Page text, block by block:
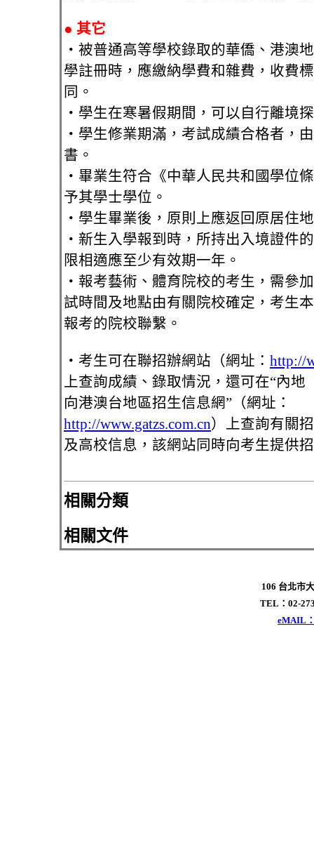
● 其它
‧被普通高等學校錄取的華僑、港澳
學註冊時，應繳納學費和雜費，收費
同。
‧學生在寒暑假期間，可以自行離境
‧學生修業期滿，考試成績合格者，
書。
‧畢業生符合《中華人民共和國學位
予其學士學位。
‧學生畢業後，原則上應返回原居住
‧新生入學報到時，所持出入境證件
限相適應至少有效期一年。
‧報考藝術、體育院校的考生，需參
試時間及地點由有關院校確定，考生
報考的院校聯繫。
‧考生可在聯招辦網站（網址： http://
上查詢成績、錄取情況，還可在“內
向港澳台地區招生信息網”（網址：
http://www.gatzs.com.cn）上查詢有關
及高校信息，該網站同時向考生提供
相關分類
相關文件
106 台北市
TEL：02-
eMAIL